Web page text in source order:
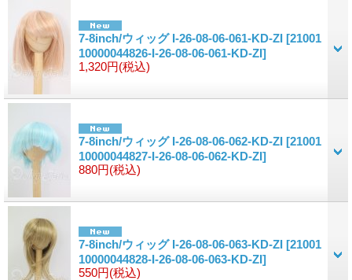
7-8inch/ウィッグ I-26-08-06-061-KD-ZI [21001
10000044826-I-26-08-06-061-KD-ZI]
1,320円(税込)
7-8inch/ウィッグ I-26-08-06-062-KD-ZI [21001
10000044827-I-26-08-06-062-KD-ZI]
880円(税込)
7-8inch/ウィッグ I-26-08-06-063-KD-ZI [21001
10000044828-I-26-08-06-063-KD-ZI]
550円(税込)